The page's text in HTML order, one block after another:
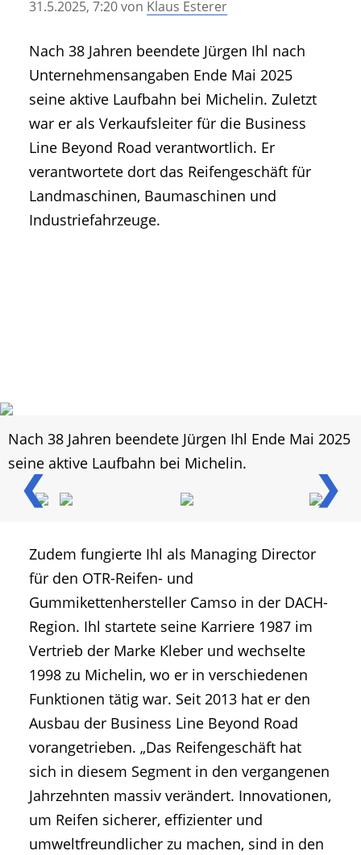
• Geschichte und Geschichten
• Mitteilung der Redaktion
• Agritechnica Neuheiten Archiv
• Artikel nach Hersteller/Marke
31.5.2025, 7:20von Klaus Esterer
Nach 38 Jahren beendete Jürgen Ihl nach
Unternehmensangaben Ende Mai 2025
seine aktive Laufbahn bei Michelin. Zuletzt
war er als Verkaufsleiter für die Business
Line Beyond Road verantwortlich. Er
verantwortete dort das Reifengeschäft für
Landmaschinen, Baumaschinen und
Industriefahrzeuge.
❮ ❯
Nach 38 Jahren beendete Jürgen Ihl Ende Mai 2025
seine aktive Laufbahn bei Michelin.
Zudem fungierte Ihl als Managing Director
für den OTR-Reifen- und
Gummikettenhersteller Camso in der DACH-
Region. Ihl startete seine Karriere 1987 im
Vertrieb der Marke Kleber und wechselte
1998 zu Michelin, wo er in verschiedenen
Funktionen tätig war. Seit 2013 hat er den
Ausbau der Business Line Beyond Road
vorangetrieben. „Das Reifengeschäft hat
sich in diesem Segment in den vergangenen
Jahrzehnten massiv verändert. Innovationen,
um Reifen sicherer, effizienter und
umweltfreundlicher zu machen, sind in den